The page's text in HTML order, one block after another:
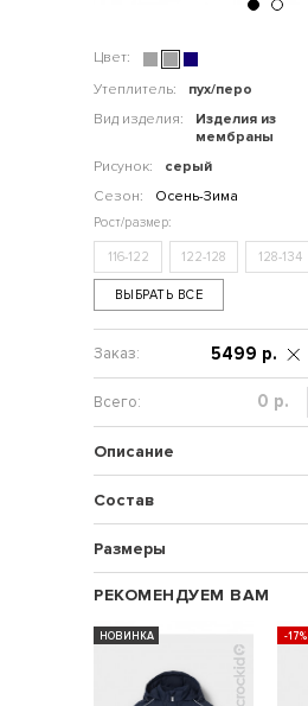
Цвет:
Утеплитель:
пух/перо
Вид изделия:
Изделия из
мембраны
Рисунок:
серый
Сезон:
Осень-Зима
116-122 122-128 128-134
ВЫБРАТЬ ВСЕ
5499 р.
р.
Описание
Состав
Размеры
РЕКОМЕНДУЕМ ВАМ
НОВИНКА -17%